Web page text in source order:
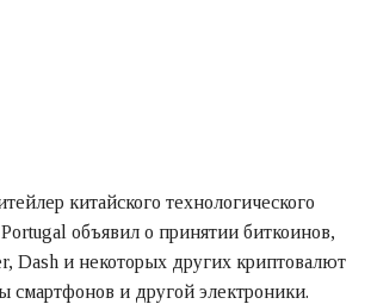
китайского технологического
объявил о принятии биткоинов,
Dash и некоторых других криптовалют
смартфонов и другой электроники.